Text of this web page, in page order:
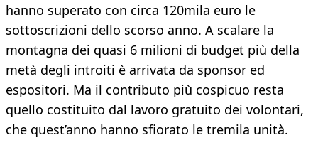
hanno superato con circa 120mila euro le
sottoscrizioni dello scorso anno. A scalare la
montagna dei quasi 6 milioni di budget più della
metà degli introiti è arrivata da sponsor ed
espositori. Ma il contributo più cospicuo resta
quello costituito dal lavoro gratuito dei volontari,
che quest’anno hanno sfiorato le tremila unità.